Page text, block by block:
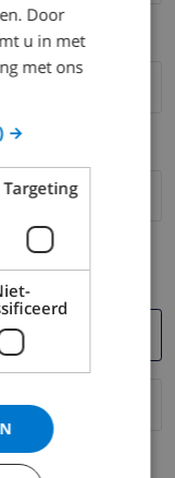
funktioniert.
werden )
Door
u in met
met ons
→
Targeting